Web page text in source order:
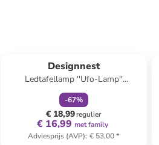
Designnest
Ledtafellamp ''Ufo-Lamp''
zilverkleurig - (H)30,5 x Ø 13 cm
-67%
€ 18,99regulier
€ 16,99 met family
Adviesprijs (AVP): € 53,00*